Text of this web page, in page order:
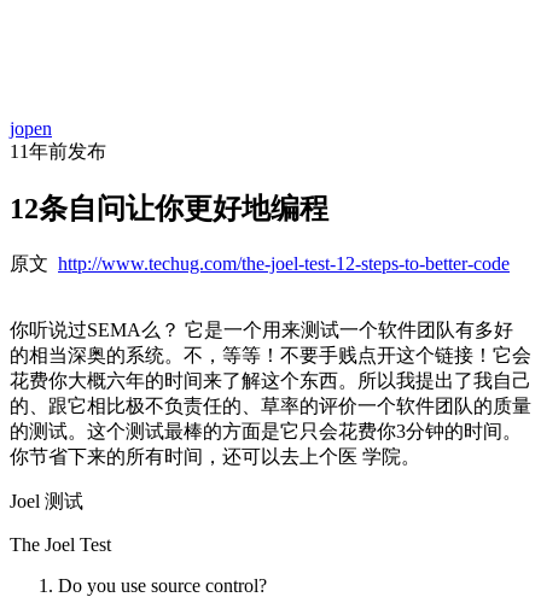
页讯目
jopen
11年前发布
12条自问让你更好地编程
原文 http://www.techug.com/the-joel-test-12-steps-to-better-code
你听说过SEMA么？ 它是一个用来测试一个软件团队有多好
的相当深奥的系统。不，等等！不要手贱点开这个链接！它会
花费你大概六年的时间来了解这个东西。所以我提出了我自己
的、跟它相比极不负责任的、草率的评价一个软件团队的质量
的测试。这个测试最棒的方面是它只会花费你3分钟的时间。
你节省下来的所有时间，还可以去上个医 学院。
Joel 测试
The Joel Test
Do you use source control?